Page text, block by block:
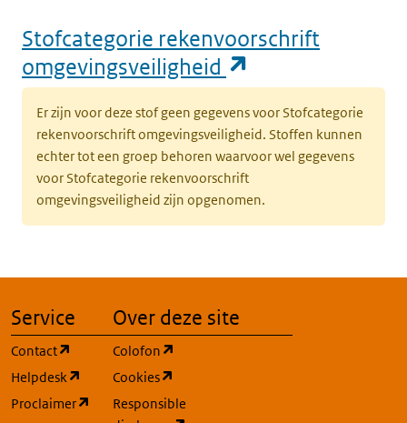
Stofcategorie rekenvoorschrift
omgevingsveiligheid
Er zijn voor deze stof geen gegevens voor Stofcategorie
rekenvoorschrift omgevingsveiligheid. Stoffen kunnen
echter tot een groep behoren waarvoor wel gegevens
voor Stofcategorie rekenvoorschrift
omgevingsveiligheid zijn opgenomen.
Service
Contact
(opent in een nieuw tabblad)
Helpdesk
(opent in een nieuw tabblad)
Proclaimer
(opent in een nieuw tabblad)
Over deze site
Colofon
Cookies
Responsible